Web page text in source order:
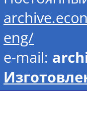
eng/
e-mail: